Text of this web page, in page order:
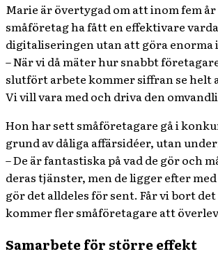
Marie är övertygad om att inom fem
småföretag ha fått en effektivare
digitaliseringen utan att göra enorma
– När vi då mäter hur snabbt
slutfört arbete kommer siffran se helt
Vi vill vara med och driva den
Hon har sett småföretagare gå i
grund av dåliga affärsidéer, utan
– De är fantastiska på vad de gör och
deras tjänster, men de ligger efter
gör det alldeles för sent. Får vi bort
kommer fler småföretagare att
Samarbete för större effekt